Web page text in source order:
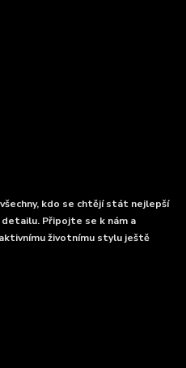
kdo se chtějí stát nejlepší
Připojte se k nám a
životnímu stylu ještě